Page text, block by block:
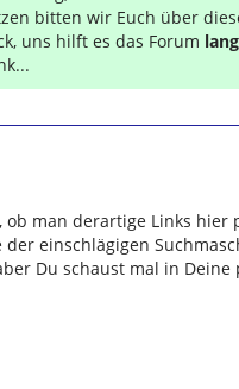
bitten wir Euch über
uns hilft es das Forum
ob man derartige Links
einschlägigen
Du schaust mal in